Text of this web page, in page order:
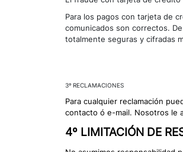
Para los pagos con tarjeta de
comunicados son correctos.
totalmente seguras y cifradas
3º RECLAMACIONES
Para cualquier reclamación
contacto ó e-mail. Nosotros le
4º LIMITACIÓN DE